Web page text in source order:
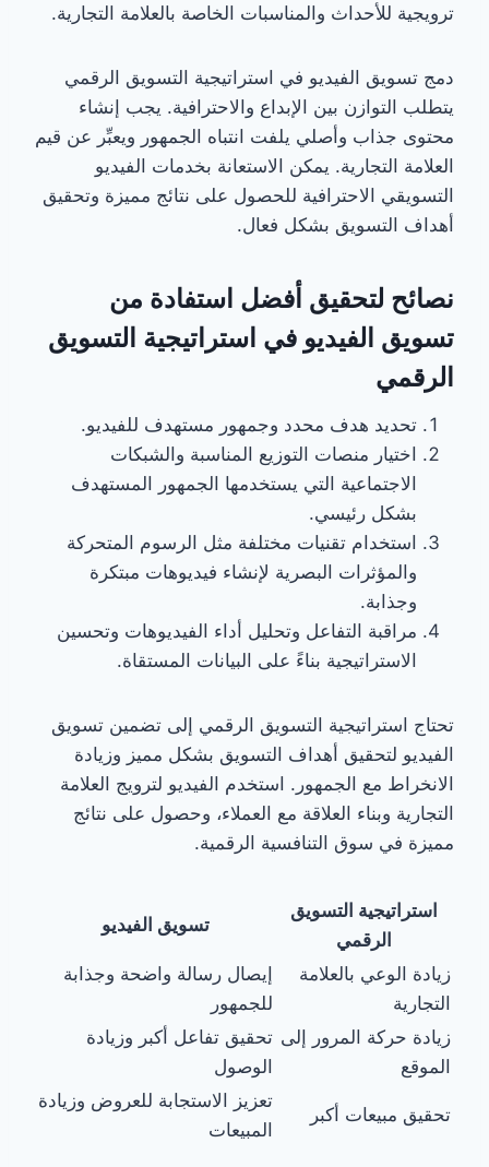
ترويجية للأحداث والمناسبات الخاصة بالعلامة التجارية.
دمج تسويق الفيديو في استراتيجية التسويق الرقمي
يتطلب التوازن بين الإبداع والاحترافية. يجب إنشاء
محتوى جذاب وأصلي يلفت انتباه الجمهور ويعبِّر عن قيم
العلامة التجارية. يمكن الاستعانة بخدمات الفيديو
التسويقي الاحترافية للحصول على نتائج مميزة وتحقيق
أهداف التسويق بشكل فعال.
نصائح لتحقيق أفضل استفادة من
تسويق الفيديو في استراتيجية التسويق
الرقمي
تحديد هدف محدد وجمهور مستهدف للفيديو.
اختيار منصات التوزيع المناسبة والشبكات
الاجتماعية التي يستخدمها الجمهور المستهدف
بشكل رئيسي.
استخدام تقنيات مختلفة مثل الرسوم المتحركة
والمؤثرات البصرية لإنشاء فيديوهات مبتكرة
وجذابة.
مراقبة التفاعل وتحليل أداء الفيديوهات وتحسين
الاستراتيجية بناءً على البيانات المستقاة.
تحتاج استراتيجية التسويق الرقمي إلى تضمين تسويق
الفيديو لتحقيق أهداف التسويق بشكل مميز وزيادة
الانخراط مع الجمهور. استخدم الفيديو لترويج العلامة
التجارية وبناء العلاقة مع العملاء، وحصول على نتائج
مميزة في سوق التنافسية الرقمية.
استراتيجية التسويق
الرقمي
تسويق الفيديو
زيادة الوعي بالعلامة
التجارية
إيصال رسالة واضحة وجذابة
للجمهور
زيادة حركة المرور إلى
الموقع
تحقيق تفاعل أكبر وزيادة
الوصول
تحقيق مبيعات أكبر
تعزيز الاستجابة للعروض وزيادة
المبيعات